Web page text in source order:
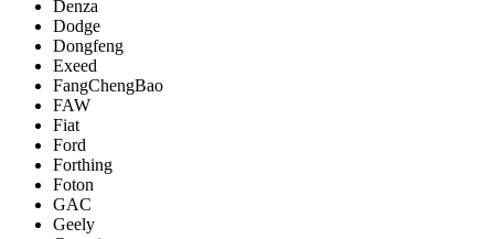
Denza
Dodge
Dongfeng
Exeed
FangChengBao
FAW
Fiat
Ford
Forthing
Foton
GAC
Geely